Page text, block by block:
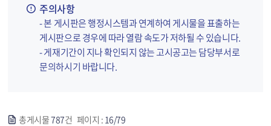
주의사항
- 본 게시판은 행정시스템과 연계하여 게시물을 표출하는
게시판으로 경우에 따라 열람 속도가 저하될 수 있습니다.
- 게재기간이 지나 확인되지 않는 고시공고는 담당부서로
문의하시기 바랍니다.
총게시물787건 페이지 : 16/79